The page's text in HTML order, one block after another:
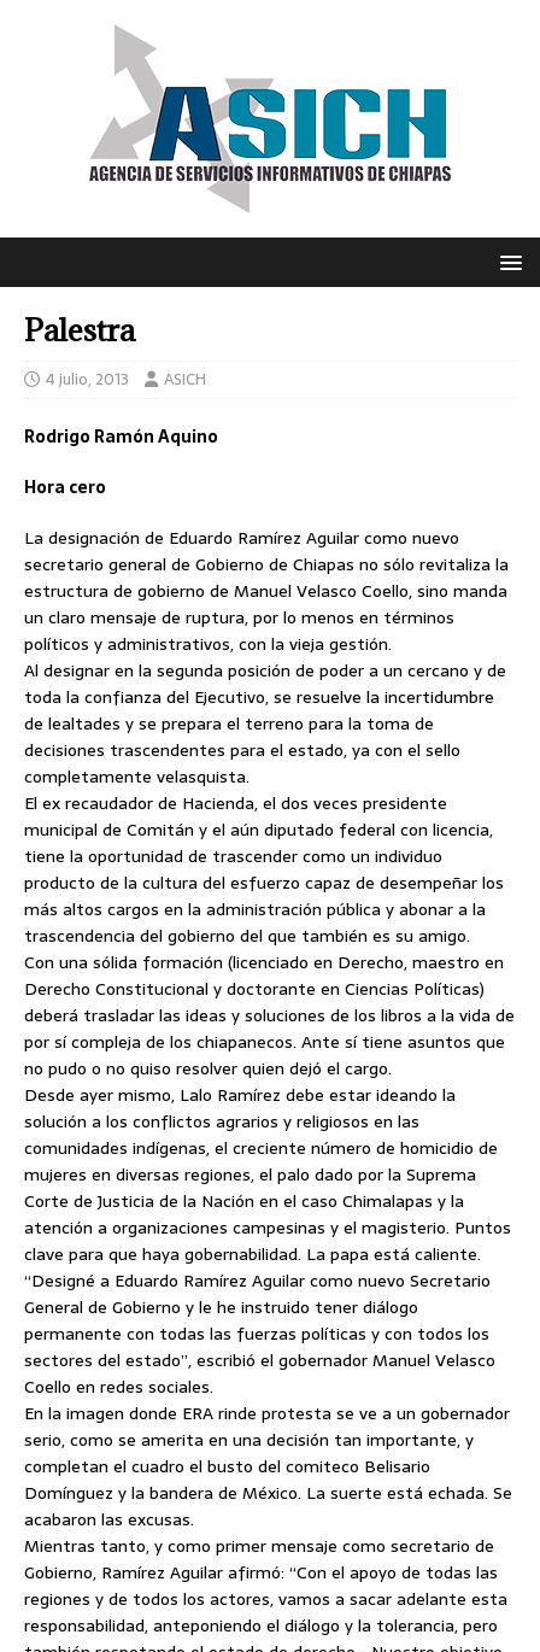
Palestra
4 julio, 2013 ASICH
Rodrigo Ramón Aquino
Hora cero
La designación de Eduardo Ramírez Aguilar como nuevo
secretario general de Gobierno de Chiapas no sólo revitaliza la
estructura de gobierno de Manuel Velasco Coello, sino manda
un claro mensaje de ruptura, por lo menos en términos
políticos y administrativos, con la vieja gestión.
Al designar en la segunda posición de poder a un cercano y de
toda la confianza del Ejecutivo, se resuelve la incertidumbre
de lealtades y se prepara el terreno para la toma de
decisiones trascendentes para el estado, ya con el sello
completamente velasquista.
El ex recaudador de Hacienda, el dos veces presidente
municipal de Comitán y el aún diputado federal con licencia,
tiene la oportunidad de trascender como un individuo
producto de la cultura del esfuerzo capaz de desempeñar los
más altos cargos en la administración pública y abonar a la
trascendencia del gobierno del que también es su amigo.
Con una sólida formación (licenciado en Derecho, maestro en
Derecho Constitucional y doctorante en Ciencias Políticas)
deberá trasladar las ideas y soluciones de los libros a la vida de
por sí compleja de los chiapanecos. Ante sí tiene asuntos que
no pudo o no quiso resolver quien dejó el cargo.
Desde ayer mismo, Lalo Ramírez debe estar ideando la
solución a los conflictos agrarios y religiosos en las
comunidades indígenas, el creciente número de homicidio de
mujeres en diversas regiones, el palo dado por la Suprema
Corte de Justicia de la Nación en el caso Chimalapas y la
atención a organizaciones campesinas y el magisterio. Puntos
clave para que haya gobernabilidad. La papa está caliente.
“Designé a Eduardo Ramírez Aguilar como nuevo Secretario
General de Gobierno y le he instruido tener diálogo
permanente con todas las fuerzas políticas y con todos los
sectores del estado”, escribió el gobernador Manuel Velasco
Coello en redes sociales.
En la imagen donde ERA rinde protesta se ve a un gobernador
serio, como se amerita en una decisión tan importante, y
completan el cuadro el busto del comiteco Belisario
Domínguez y la bandera de México. La suerte está echada. Se
acabaron las excusas.
Mientras tanto, y como primer mensaje como secretario de
Gobierno, Ramírez Aguilar afirmó: “Con el apoyo de todas las
regiones y de todos los actores, vamos a sacar adelante esta
responsabilidad, anteponiendo el diálogo y la tolerancia, pero